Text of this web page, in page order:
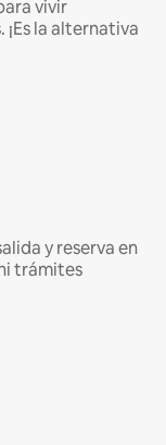
vivir
la alternativa
y reserva en
trámites